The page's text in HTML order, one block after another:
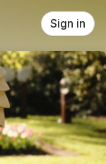
Sign in